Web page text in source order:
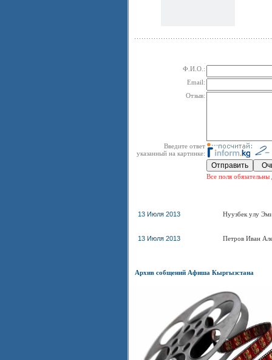
Ф.И.О.:
Email:
Отзыв:
Введите ответ
указанный на картинке:
Все поля обязательны
13 Июля 2013 Нуузбек улу
13 Июля 2013 Петров Иван
Архив собщений Афиша Кыргызстана